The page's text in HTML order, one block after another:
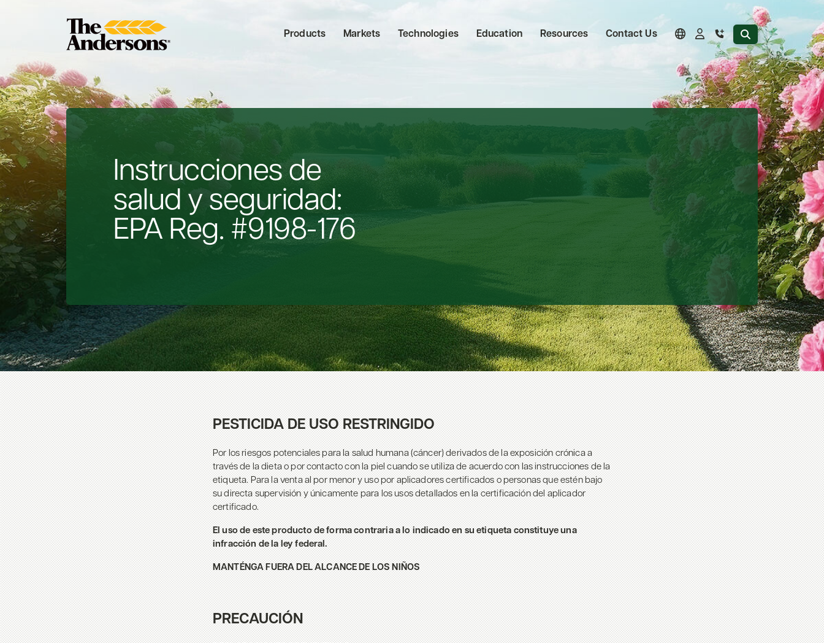
Products Markets Technologies Education Resources Contact Us Search the website
Instrucciones de
salud y seguridad:
EPA Reg. #9198-176
PESTICIDA DE USO RESTRINGIDO
Por los riesgos potenciales para la salud humana (cáncer) derivados de la exposición crónica a
través de la dieta o por contacto con la piel cuando se utiliza de acuerdo con las instrucciones de la
etiqueta. Para la venta al por menor y uso por aplicadores certificados o personas que estén bajo
su directa supervisión y únicamente para los usos detallados en la certificación del aplicador
certificado.
El uso de este producto de forma contraria a lo indicado en su etiqueta constituye una
infracción de la ley federal.
MANTÉNGA FUERA DEL ALCANCE DE LOS NIÑOS
PRECAUCIÓN